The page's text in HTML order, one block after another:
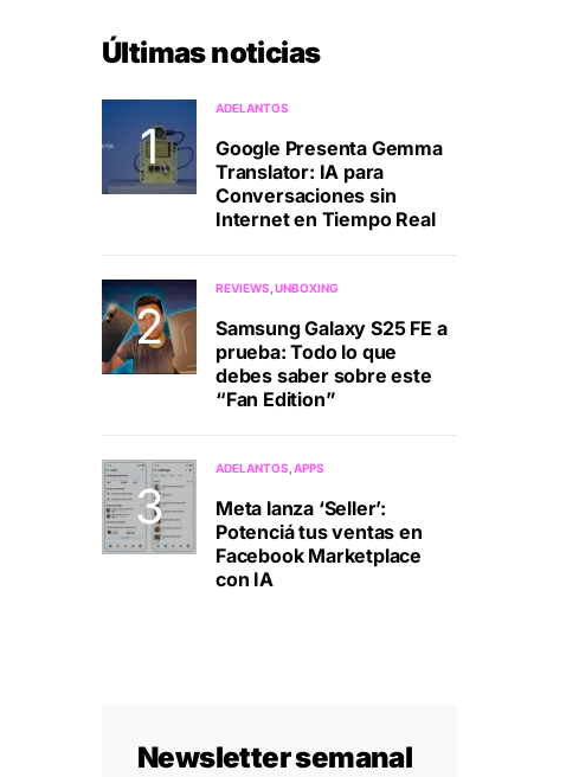
Últimas noticias
ADELANTOS
Google Presenta Gemma
Translator: IA para
Conversaciones sin
Internet en Tiempo Real
REVIEWS UNBOXING
Samsung Galaxy S25 FE a
prueba: Todo lo que
debes saber sobre este
“Fan Edition”
ADELANTOS APPS
Meta lanza ‘Seller’:
Potenciá tus ventas en
Facebook Marketplace
con IA
Newsletter semanal